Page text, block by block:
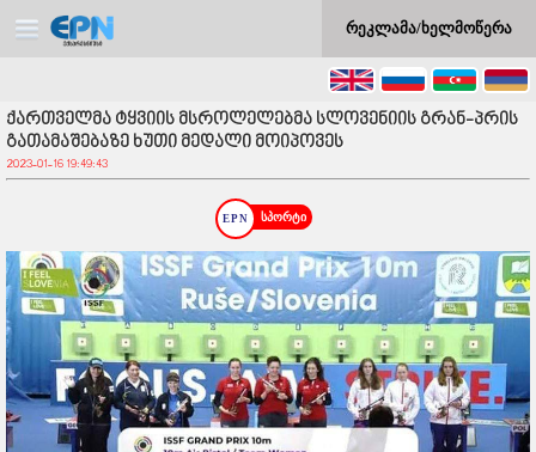
რეკლამა/ხელმოწერა
ქართველმა ტყვიის მსროლელებმა სლოვენიის გრან-პრის
გათამაშებაზე ხუთი მედალი მოიპოვეს
2023-01-16 19:49:43
სპორტი